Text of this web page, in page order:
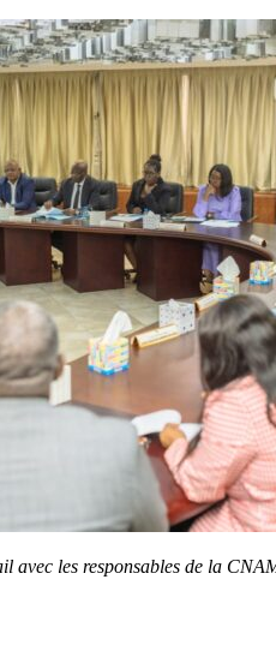
avec les responsables de la